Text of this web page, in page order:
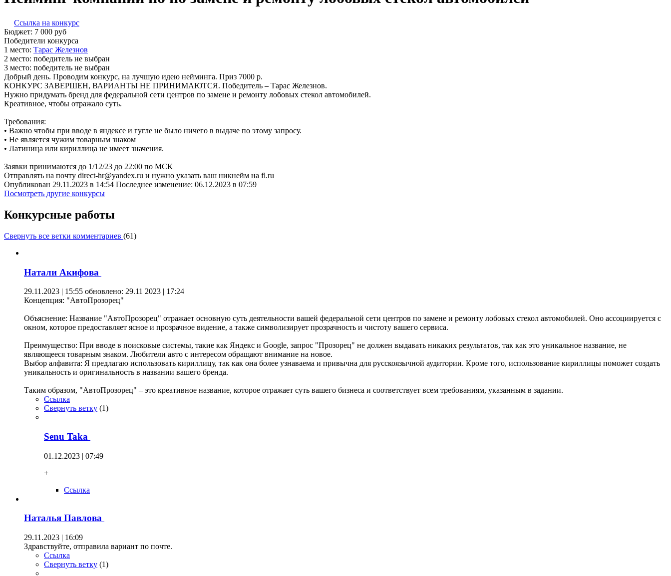
Ссылка на конкурс
Бюджет: 7 000 руб
Победители конкурса
1 место: Та­рас Же­лез­нов
2 место: победитель не выбран
3 место: победитель не выбран
Добрый день. Проводим конкурс, на лучшую идею нейминга. Приз 7000 р.
КОНКУРС ЗАВЕРШЕН, ВАРИАНТЫ НЕ ПРИНИМАЮТСЯ. Победитель – Тарас Железнов.
Нужно придумать бренд для федеральной сети центров по замене и ремонту лобовых стекол автомобилей.
Креативное, чтобы отражало суть.
Требования:
• Важно чтобы при вводе в яндексе и гугле не было ничего в выдаче по этому запросу.
• Не является чужим товарным знаком
• Латиница или кириллица не имеет значения.
Заявки принимаются до 1/12/23 до 22:00 по МСК
Отправлять на почту direct-hr@yandex.ru и нужно указать ваш никнейм на fl.ru
Опубликован 29.11.2023 в 14:54 Последнее изменение: 06.12.2023 в 07:59
Посмотреть другие конкурсы
Конкурсные работы
Свернуть все ветки комментариев (61)
Натали Акифова
29.11.2023 | 15:55 обновлено: 29.11 2023 | 17:24
Концепция: "АвтоПрозорец"
Объяснение: Название "АвтоПрозорец" отражает основную суть деятельности вашей федеральной сети центров по замене и ремонту лобовых стекол автомобилей. Оно ассоциируется с
окном, которое предоставляет ясное и прозрачное видение, а также символизирует прозрачность и чистоту вашего сервиса.
Преимущество: При вводе в поисковые системы, такие как Яндекс и Google, запрос "Прозорец" не должен выдавать никаких результатов, так как это уникальное название, не
являющееся товарным знаком. Любители авто с интересом обращают внимание на новое.
Выбор алфавита: Я предлагаю использовать кириллицу, так как она более узнаваема и привычна для русскоязычной аудитории. Кроме того, использование кириллицы поможет создать
уникальность и оригинальность в названии вашего бренда.
Таким образом, "АвтоПрозорец" – это креативное название, которое отражает суть вашего бизнеса и соответствует всем требованиям, указанным в задании.
Ссылка
Свернуть ветку (1)
Senu Taka
01.12.2023 | 07:49
+
Ссылка
Наталья Павлова
29.11.2023 | 16:09
Здравствуйте, отправила вариант по почте.
Ссылка
Свернуть ветку (1)